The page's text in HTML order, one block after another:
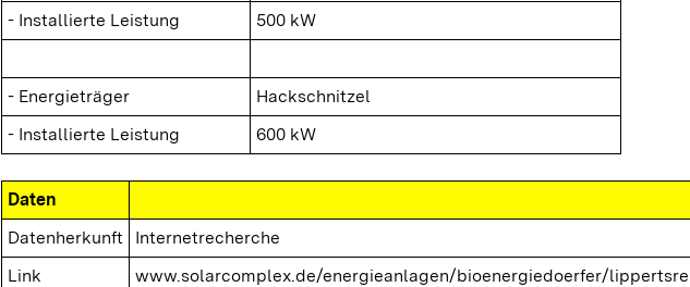
- Installierte Leistung
500 kW
- Energieträger
Hackschnitzel
- Installierte Leistung
600 kW
Daten
Datenherkunft
Internetrecherche
Link
www.solarcomplex.de/energieanlagen/bioenergiedoerfer/